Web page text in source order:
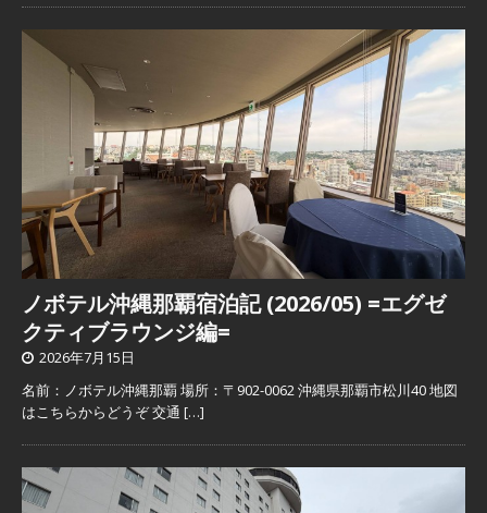
ノボテル沖縄那覇宿泊記 (2026/05) =エグゼ
クティブラウンジ編=
2026年7月15日
名前：ノボテル沖縄那覇 場所：〒902-0062 沖縄県那覇市松川40 地図
はこちらからどうぞ 交通 […]